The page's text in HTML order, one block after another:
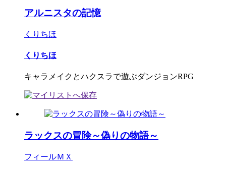
アルニスタの記憶
くりちほ
くりちほ
キャラメイクとハクスラで遊ぶダンジョンRPG
ラックスの冒険～偽りの物語～
フィールＭＸ